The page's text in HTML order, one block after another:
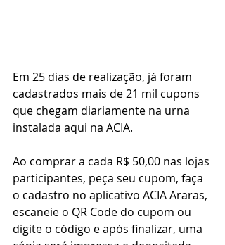
Em 25 dias de realização, já foram
cadastrados mais de 21 mil cupons
que chegam diariamente na urna
instalada aqui na ACIA.
Ao comprar a cada R$ 50,00 nas lojas
participantes, peça seu cupom, faça
o cadastro no aplicativo ACIA Araras,
escaneie o QR Code do cupom ou
digite o código e após finalizar, uma